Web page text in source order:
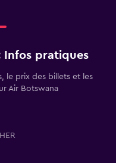
Infos pratiques
le prix des billets et les
Air Botswana